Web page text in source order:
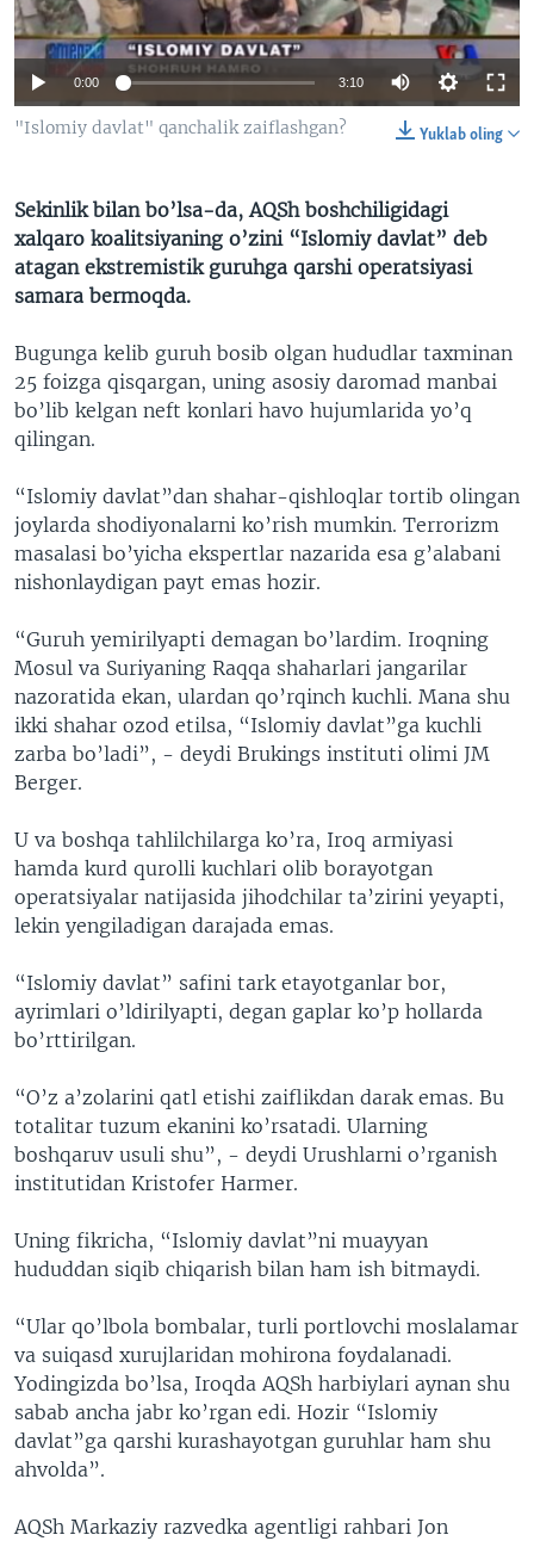
VIDEO
XABARLAR SURATLARDA
ODNOKLASSNIKI
TELEGRAM
TWITTER
0:00 3:10
Yuklab oling
"Islomiy davlat" qanchalik zaiflashgan?
Sekinlik bilan bo’lsa-da, AQSh boshchiligidagi
xalqaro koalitsiyaning o’zini “Islomiy davlat” deb
atagan ekstremistik guruhga qarshi operatsiyasi
samara bermoqda.
Bugunga kelib guruh bosib olgan hududlar taxminan
25 foizga qisqargan, uning asosiy daromad manbai
bo’lib kelgan neft konlari havo hujumlarida yo’q
qilingan.
“Islomiy davlat”dan shahar-qishloqlar tortib olingan
joylarda shodiyonalarni ko’rish mumkin. Terrorizm
masalasi bo’yicha ekspertlar nazarida esa g’alabani
nishonlaydigan payt emas hozir.
“Guruh yemirilyapti demagan bo’lardim. Iroqning
Mosul va Suriyaning Raqqa shaharlari jangarilar
nazoratida ekan, ulardan qo’rqinch kuchli. Mana shu
ikki shahar ozod etilsa, “Islomiy davlat”ga kuchli
zarba bo’ladi”, - deydi Brukings instituti olimi JM
Berger.
U va boshqa tahlilchilarga ko’ra, Iroq armiyasi
hamda kurd qurolli kuchlari olib borayotgan
operatsiyalar natijasida jihodchilar ta’zirini yeyapti,
lekin yengiladigan darajada emas.
“Islomiy davlat” safini tark etayotganlar bor,
ayrimlari o’ldirilyapti, degan gaplar ko’p hollarda
bo’rttirilgan.
“O’z a’zolarini qatl etishi zaiflikdan darak emas. Bu
totalitar tuzum ekanini ko’rsatadi. Ularning
boshqaruv usuli shu”, - deydi Urushlarni o’rganish
institutidan Kristofer Harmer.
Uning fikricha, “Islomiy davlat”ni muayyan
hududdan siqib chiqarish bilan ham ish bitmaydi.
“Ular qo’lbola bombalar, turli portlovchi moslalamar
va suiqasd xurujlaridan mohirona foydalanadi.
Yodingizda bo’lsa, Iroqda AQSh harbiylari aynan shu
sabab ancha jabr ko’rgan edi. Hozir “Islomiy
davlat”ga qarshi kurashayotgan guruhlar ham shu
ahvolda”.
AQSh Markaziy razvedka agentligi rahbari Jon